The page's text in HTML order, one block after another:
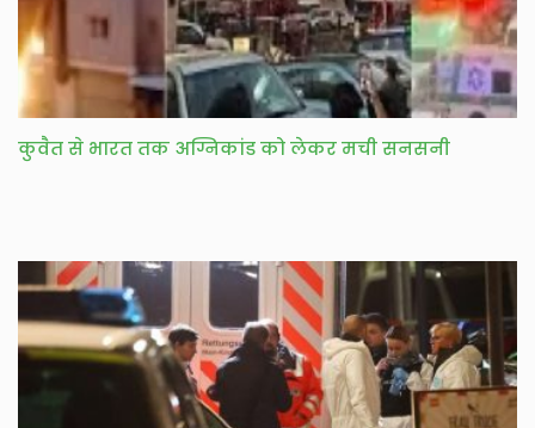
कुवैत से भारत तक अग्निकांड को लेकर मची सनसनी